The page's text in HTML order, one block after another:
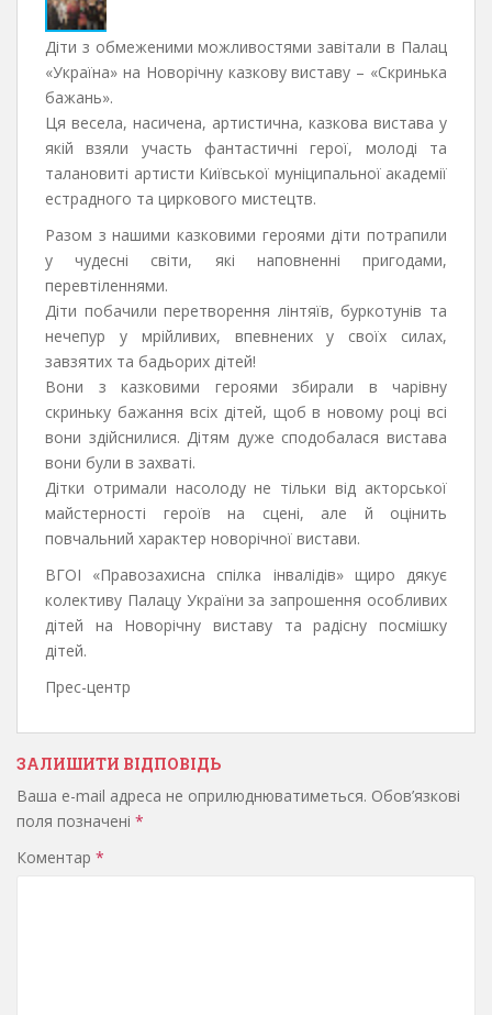
Діти з обмеженими можливостями завітали в Палац
«Україна» на Новорічну казкову виставу – «Скринька
бажань».
Ця весела, насичена, артистична, казкова вистава у
якій взяли участь фантастичні герої, молоді та
талановиті артисти Київської муніципальної академії
естрадного та циркового мистецтв.
Разом з нашими казковими героями діти потрапили
у чудесні світи, які наповненні пригодами,
перевтіленнями.
Діти побачили перетворення лінтяїв, буркотунів та
нечепур у мрійливих, впевнених у своїх силах,
завзятих та бадьорих дітей!
Вони з казковими героями збирали в чарівну
скриньку бажання всіх дітей, щоб в новому році всі
вони здійснилися. Дітям дуже сподобалася вистава
вони були в захваті.
Дітки отримали насолоду не тільки від акторської
майстерності героїв на сцені, але й оцінить
повчальний характер новорічної вистави.
ВГОІ «Правозахисна спілка інвалідів» щиро дякує
колективу Палацу України за запрошення особливих
дітей на Новорічну виставу та радісну посмішку
дітей.
Прес-центр
ЗАЛИШИТИ ВІДПОВІДЬ
Ваша e-mail адреса не оприлюднюватиметься. Обов’язкові
поля позначені *
Коментар *